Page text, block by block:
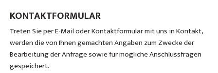
KONTAKTFORMULAR
Treten Sie per E-Mail oder Kontaktformular mit uns in Kontakt,
werden die von Ihnen gemachten Angaben zum Zwecke der
Bearbeitung der Anfrage sowie für mögliche Anschlussfragen
gespeichert.